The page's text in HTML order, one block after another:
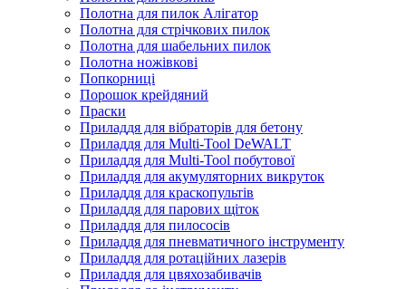
Полотна для пилок Алігатор
Полотна для стрічкових пилок
Полотна для шабельних пилок
Полотна ножівкові
Попкорниці
Порошок крейдяний
Праски
Приладдя для вібраторів для бетону
Приладдя для Multi-Tool DeWALT
Приладдя для Multi-Tool побутової
Приладдя для акумуляторних викруток
Приладдя для краскопультів
Приладдя для парових щіток
Приладдя для пилососів
Приладдя для пневматичного інструменту
Приладдя для ротаційних лазерів
Приладдя для цвяхозабивачів